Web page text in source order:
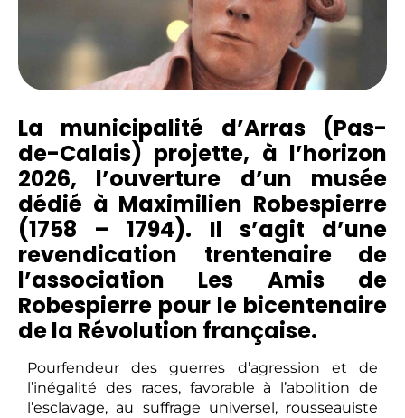
La municipalité d’Arras (Pas-
de-Calais) projette, à l’horizon
2026, l’ouverture d’un musée
dédié à Maximilien Robespierre
(1758 – 1794). Il s’agit d’une
revendication trentenaire de
l’association Les Amis de
Robespierre pour le bicentenaire
de la Révolution française.
Pourfendeur des guerres d’agression et de
l’inégalité des races, favorable à l’abolition de
l’esclavage, au suffrage universel, rousseauiste